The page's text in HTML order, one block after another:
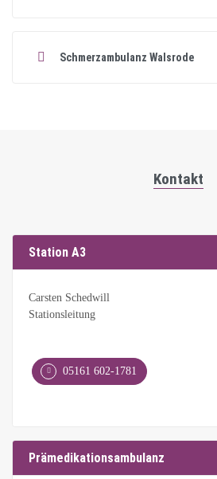
Schmerzambulanz Walsrode
Kontakt
Station A3
Carsten Schedwill
Stationsleitung
05161 602-1781
Prämedikationsambulanz